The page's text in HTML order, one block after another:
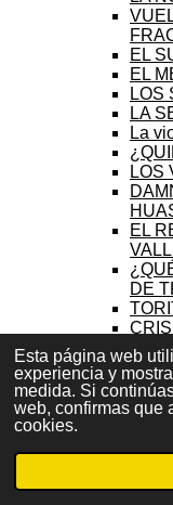
Esta página web
experiencia y
medida. Si
web, confirmas que
cookies.
EL
EL
LOS
LA
La
LOS
EL
DE
¿EL
LA